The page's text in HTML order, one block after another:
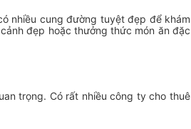
nhiều cung đường tuyệt đẹp để khám
đẹp hoặc thưởng thức món ăn đặc
trọng. Có rất nhiều công ty cho thuê